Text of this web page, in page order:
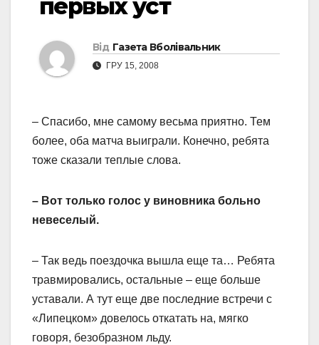
первых уст
Від Газета Вболівальник
ГРУ 15, 2008
– Спасибо, мне самому весьма приятно. Тем
более, оба матча выиграли. Конечно, ребята
тоже сказали теплые слова.
– Вот только голос у виновника больно
невеселый.
– Так ведь поездочка вышла еще та… Ребята
травмировались, остальные – еще больше
уставали. А тут еще две последние встречи с
«Липецком» довелось откатать на, мягко
говоря, безобразном льду.